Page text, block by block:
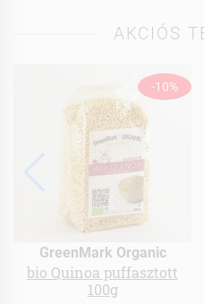
AKCIÓS
-10%
GreenMark Organic
bio Quinoa puffasztott
100g